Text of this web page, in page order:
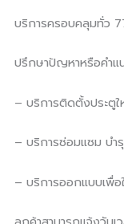
บริการครอบคลุมทั่ว
ปรึกษาปัญหาหรือคำแน
– บริการติดตั้งประตูใ
– บริการซ่อมแซม บำ
– บริการออกแบบเพื่อ